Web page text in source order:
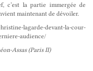
c’est la partie immergée de
maintenant de dévoiler.
lagarde-devant-la-cour-
audience/
Assas (Paris II)